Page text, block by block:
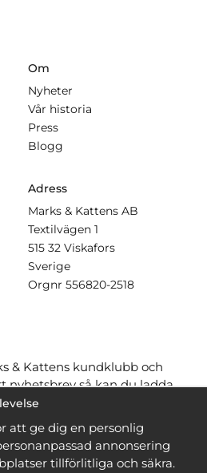
Om
Nyheter
Vår historia
Press
Blogg
Adress
Marks & Kattens AB
Textilvägen 1
515 32 Viskafors
Sverige
Orgnr 556820-2518
& Kattens kundklubb och
nyhetsbrev så kan du ladda
gratisoch få många
mönstret. Du ser vilka som
när du är inloggad
medlem
att ge dig en personlig
annonsering
tillförlitliga och säkra.